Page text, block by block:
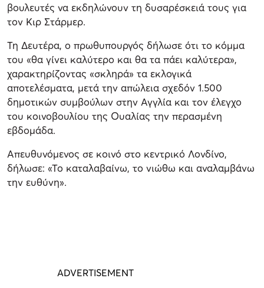
βουλευτές να εκδηλώνουν τη δυσαρέσκειά τους για
τον Κιρ Στάρμερ.
Τη Δευτέρα, ο πρωθυπουργός δήλωσε ότι το κόμμα
του «θα γίνει καλύτερο και θα τα πάει καλύτερα»,
χαρακτηρίζοντας «σκληρά» τα εκλογικά
αποτελέσματα, μετά την απώλεια σχεδόν 1.500
δημοτικών συμβούλων στην Αγγλία και τον έλεγχο
του κοινοβουλίου της Ουαλίας την περασμένη
εβδομάδα.
Απευθυνόμενος σε κοινό στο κεντρικό Λονδίνο,
δήλωσε: «Το καταλαβαίνω, το νιώθω και αναλαμβάνω
την ευθύνη».